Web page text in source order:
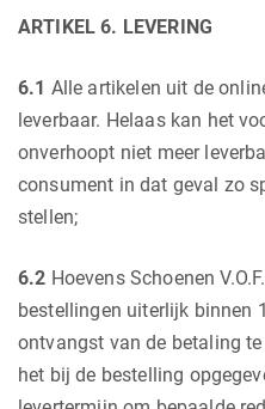
ARTIKEL 6. LEVERING
6.1 Alle artikelen uit de
leverbaar. Helaas kan het
onverhoopt niet meer
consument in dat geval zo
stellen;
6.2 Hoevens Schoenen
bestellingen uiterlijk binnen
ontvangst van de betaling
het bij de bestelling